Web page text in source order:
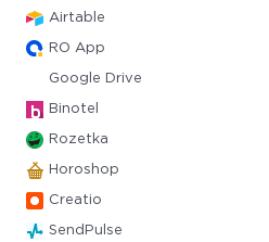
Airtable
RO App
Google Drive
Binotel
Rozetka
Horoshop
Creatio
SendPulse